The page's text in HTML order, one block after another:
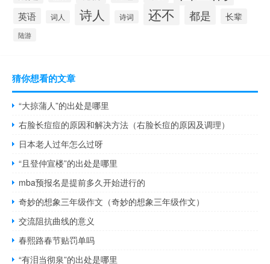
英语 词人 诗人 诗词 还不 都是 长辈
陆游
猜你想看的文章
“大掠蒲人”的出处是哪里
右脸长痘痘的原因和解决方法（右脸长痘的原因及调理）
日本老人过年怎么过呀
“且登仲宣楼”的出处是哪里
mba预报名是提前多久开始进行的
奇妙的想象三年级作文（奇妙的想象三年级作文）
交流阻抗曲线的意义
春熙路春节贴罚单吗
“有泪当彻泉”的出处是哪里